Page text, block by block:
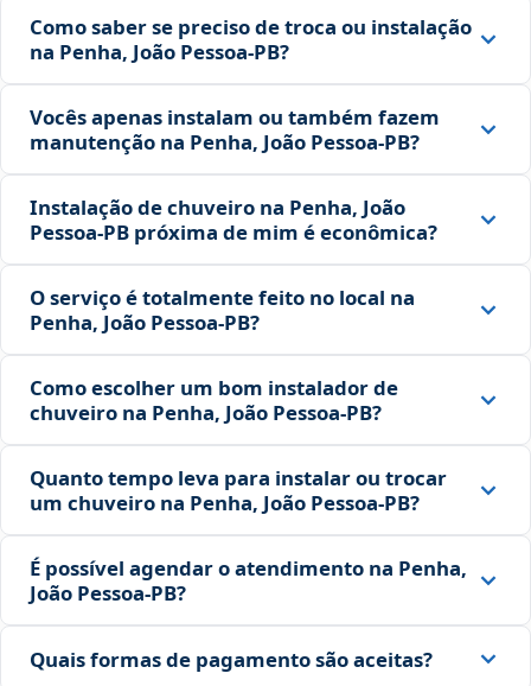
Como saber se preciso de troca ou instalação
na Penha, João Pessoa‑PB?
Vocês apenas instalam ou também fazem
manutenção na Penha, João Pessoa‑PB?
Instalação de chuveiro na Penha, João
Pessoa‑PB próxima de mim é econômica?
O serviço é totalmente feito no local na
Penha, João Pessoa‑PB?
Como escolher um bom instalador de
chuveiro na Penha, João Pessoa‑PB?
Quanto tempo leva para instalar ou trocar
um chuveiro na Penha, João Pessoa‑PB?
É possível agendar o atendimento na Penha,
João Pessoa‑PB?
Quais formas de pagamento são aceitas?